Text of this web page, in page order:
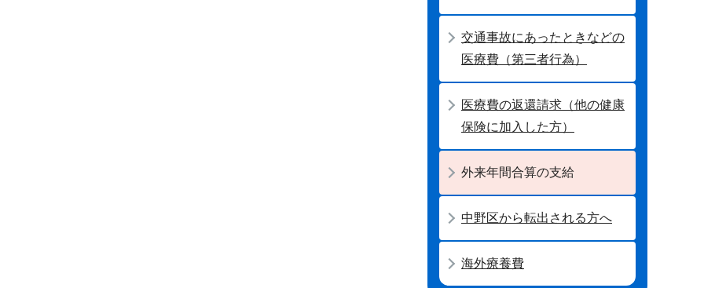
交通事故にあったときなどの
医療費（第三者行為）
医療費の返還請求（他の健康
保険に加入した方）
外来年間合算の支給
中野区から転出される方へ
海外療養費